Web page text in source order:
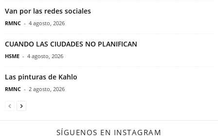
Van por las redes sociales
RMNC - 4 agosto, 2026
CUANDO LAS CIUDADES NO PLANIFICAN
HSME - 4 agosto, 2026
Las pinturas de Kahlo
RMNC - 2 agosto, 2026
SÍGUENOS EN INSTAGRAM